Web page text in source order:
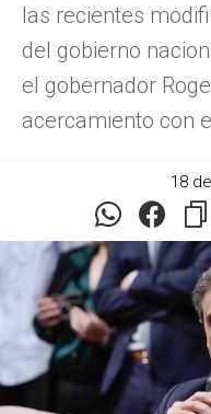
las recientes
del gobierno
el gobernador
acercamiento con
18